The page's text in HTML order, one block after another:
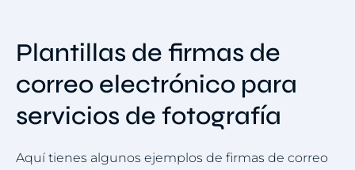
Plantillas de firmas de
correo electrónico para
servicios de fotografía
Aquí tienes algunos ejemplos de firmas de correo